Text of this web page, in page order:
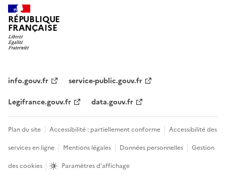
RÉPUBLIQUE
FRANÇAISE
institutionnel
info.gouv.fr
service-public.gouv.fr
Legifrance.gouv.fr
data.gouv.fr
Menu
Plan du site Accessibilité : partiellement conforme
Accessibilité des
services en ligne
Mentions légales Données personnelles
Gestion
des cookies
Paramètres d'affichage